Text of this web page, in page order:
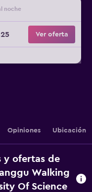
noche
Ver oferta
Opiniones Ubicación
y ofertas de
Walking
Of Science